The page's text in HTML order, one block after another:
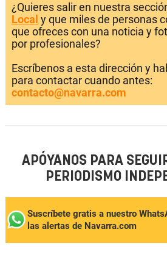
¿Quieres salir en nuestra
Local y que miles de personas
que ofreces con una noticia y
por profesionales?
Escríbenos a esta dirección y
para contactar cuando antes:
contacto@navarra.com
APÓYANOS PARA
PERIODISMO
Suscríbete gratis a nuestro
las alertas de Navarra.com